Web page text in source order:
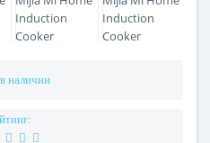
наличии